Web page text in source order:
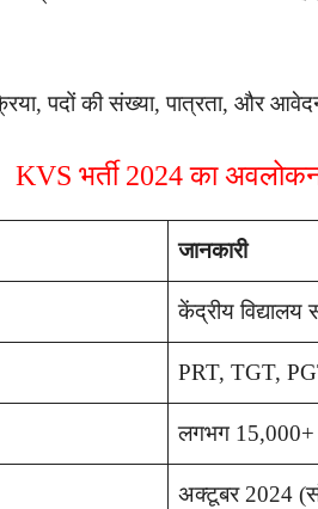
पदों की संख्या, पात्रता, और
KVS भर्ती 2024 का
जानकारी
केंद्रीय
PRT, TGT,
लगभग 15,000+
अक्टूबर 2024